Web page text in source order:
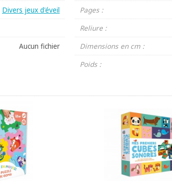
Divers jeux d'éveil
Aucun fichier
Pages :
Reliure :
Dimensions en cm :
Poids :